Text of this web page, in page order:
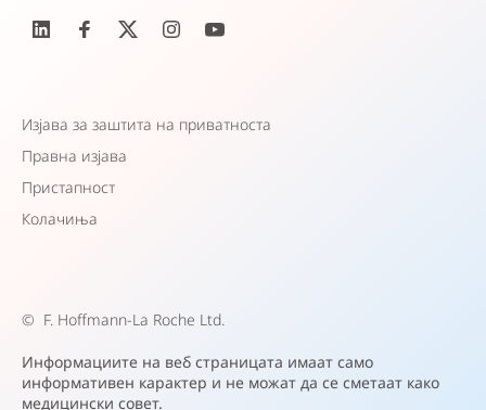
Изјава за заштита на приватноста
Правна изјава
Пристапност
Колачиња
© F. Hoffmann-La Roche Ltd.
Информациите на веб страницата имаат само
информативен карактер и не можат да се сметаат како
медицински совет.